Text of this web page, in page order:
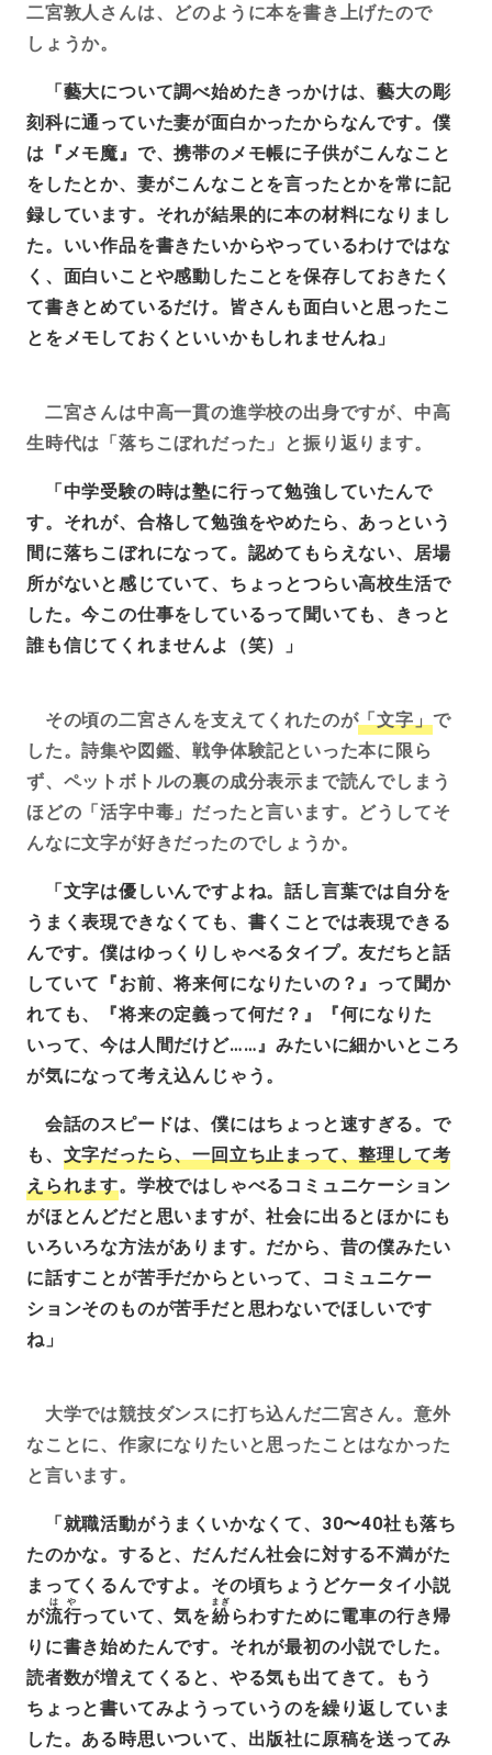
二宮敦人さんは、どのように本を書き上げたので
しょうか。
「藝大について調べ始めたきっかけは、藝大の彫
刻科に通っていた妻が面白かったからなんです。僕
は『メモ魔』で、携帯のメモ帳に子供がこんなこと
をしたとか、妻がこんなことを言ったとかを常に記
録しています。それが結果的に本の材料になりまし
た。いい作品を書きたいからやっているわけではな
く、面白いことや感動したことを保存しておきたく
て書きとめているだけ。皆さんも面白いと思ったこ
とをメモしておくといいかもしれませんね」
二宮さんは中高一貫の進学校の出身ですが、中高
生時代は「落ちこぼれだった」と振り返ります。
「中学受験の時は塾に行って勉強していたんで
す。それが、合格して勉強をやめたら、あっという
間に落ちこぼれになって。認めてもらえない、居場
所がないと感じていて、ちょっとつらい高校生活で
した。今この仕事をしているって聞いても、きっと
誰も信じてくれませんよ（笑）」
その頃の二宮さんを支えてくれたのが「文字」 で
した。詩集や図鑑、戦争体験記といった本に限ら
ず、ペットボトルの裏の成分表示まで読んでしまう
ほどの「活字中毒」だったと言います。どうしてそ
んなに文字が好きだったのでしょうか。
「文字は優しいんですよね。話し言葉では自分を
うまく表現できなくても、書くことでは表現できる
んです。僕はゆっくりしゃべるタイプ。友だちと話
していて『お前、将来何になりたいの？』って聞か
れても、『将来の定義って何だ？』『何になりた
いって、今は人間だけど……』みたいに細かいところ
が気になって考え込んじゃう。
会話のスピードは、僕にはちょっと速すぎる。で
も、 文字だったら、一回立ち止まって、整理して考
えられます。学校ではしゃべるコミュニケーション
がほとんどだと思いますが、社会に出るとほかにも
いろいろな方法があります。だから、昔の僕みたい
に話すことが苦手だからといって、コミュニケー
ションそのものが苦手だと思わないでほしいです
ね」
大学では競技ダンスに打ち込んだ二宮さん。意外
なことに、作家になりたいと思ったことはなかった
と言います。
「就職活動がうまくいかなくて、30〜40社も落ち
たのかな。すると、だんだん社会に対する不満がた
まってくるんですよ。その頃ちょうどケータイ小説
が流行
はや
っていて、気を紛
まぎ
らわすために電車の行き帰
りに書き始めたんです。それが最初の小説でした。
読者数が増えてくると、やる気も出てきて。もう
ちょっと書いてみようっていうのを繰り返していま
した。ある時思いついて、出版社に原稿を送ってみ